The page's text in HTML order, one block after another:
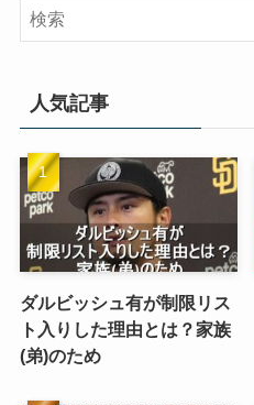
人気記事
ダルビッシュ有が制限リス
ト入りした理由とは？家族
(弟)のため